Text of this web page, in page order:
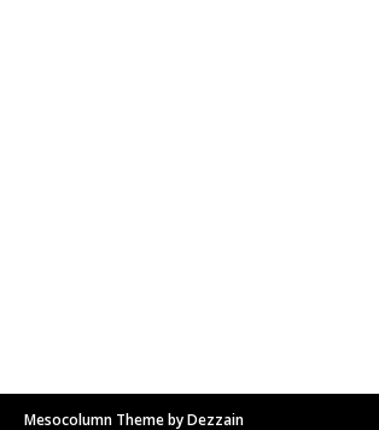
Mesocolumn Theme by Dezzain